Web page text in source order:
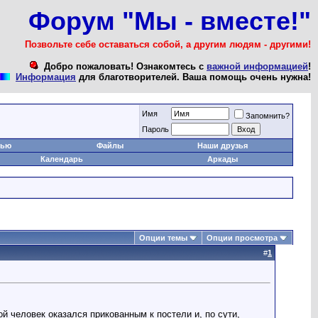
Форум "Мы - вместе!"
Позвольте себе оставаться собой, а другим людям - другими!
Добро пожаловать! Ознакомтесь с важной информацией!
Информация для благотворителей. Ваша помощь очень нужна!
Имя
Запомнить?
Пароль
Файлы
Наши друзья
Календарь
Аркады
Опции темы
Опции просмотра
#1
оказался прикованным к постели и, по сути,